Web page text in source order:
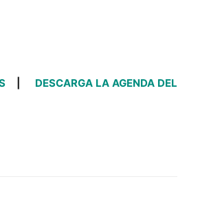
DESCARGA LA AGENDA DEL